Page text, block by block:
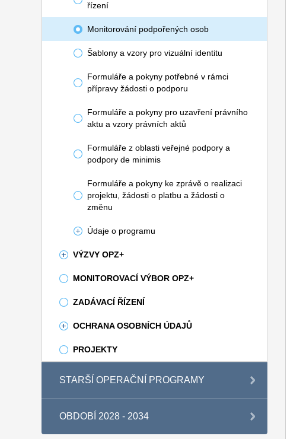
řízení
Monitorování podpořených osob
Šablony a vzory pro vizuální identitu
Formuláře a pokyny potřebné v rámci
přípravy žádosti o podporu
Formuláře a pokyny pro uzavření právního
aktu a vzory právních aktů
Formuláře z oblasti veřejné podpory a
podpory de minimis
Formuláře a pokyny ke zprávě o realizaci
projektu, žádosti o platbu a žádosti o
změnu
Údaje o programu
VÝZVY OPZ+
MONITOROVACÍ VÝBOR OPZ+
ZADÁVACÍ ŘÍZENÍ
OCHRANA OSOBNÍCH ÚDAJŮ
PROJEKTY
STARŠÍ OPERAČNÍ PROGRAMY
OBDOBÍ 2028 - 2034